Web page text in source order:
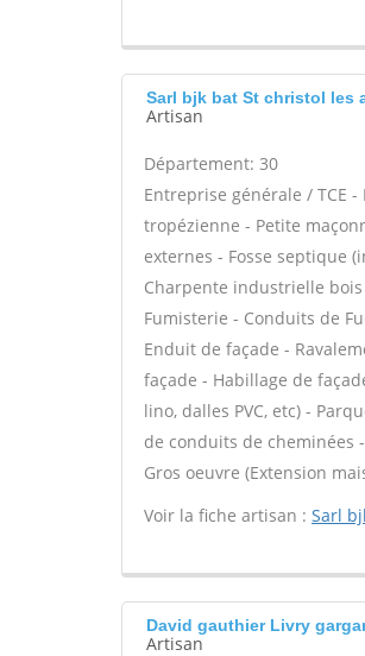
Sarl bjk bat St christol les
Artisan
Département: 30
Entreprise générale / TCE
tropézienne - Petite
externes - Fosse septique
Charpente industrielle
Fumisterie - Conduits de
Enduit de façade -
façade - Habillage de
lino, dalles PVC, etc) -
de conduits de cheminées
Gros oeuvre (Extension
Voir la fiche artisan : Sarl
David gauthier Livry
Artisan